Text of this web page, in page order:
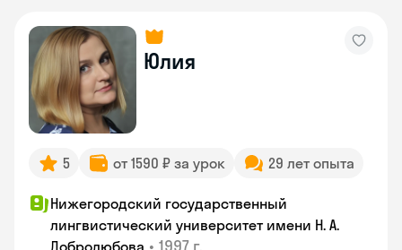
Юлия
5 от 1590 ₽ за урок 29 лет опыта
Нижегородский государственный
лингвистический университет имени Н. А.
Добролюбова